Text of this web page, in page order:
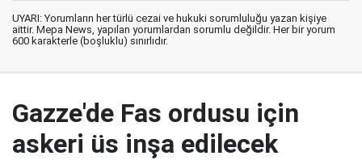
UYARI: Yorumların her türlü cezai ve hukuki sorumluluğu yazan kişiye
aittir. Mepa News, yapılan yorumlardan sorumlu değildir. Her bir yorum
600 karakterle (boşluklu) sınırlıdır.
Gazze'de Fas ordusu için
askeri üs inşa edilecek